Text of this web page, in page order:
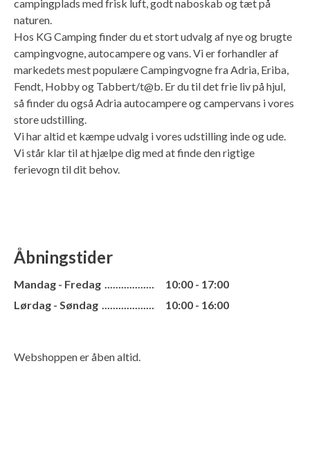
campingplads med frisk luft, godt naboskab og tæt på
naturen.
Hos KG Camping finder du et stort udvalg af nye og brugte
campingvogne, autocampere og vans. Vi er forhandler af
markedets mest populære Campingvogne fra Adria, Eriba,
Fendt, Hobby og Tabbert/t@b. Er du til det frie liv på hjul,
så finder du også Adria autocampere og campervans i vores
store udstilling.
Vi har altid et kæmpe udvalg i vores udstilling inde og ude.
Vi står klar til at hjælpe dig med at finde den rigtige
ferievogn til dit behov.
Åbningstider
Mandag - Fredag
10:00 - 17:00
Lørdag - Søndag
10:00 - 16:00
Webshoppen er åben altid.